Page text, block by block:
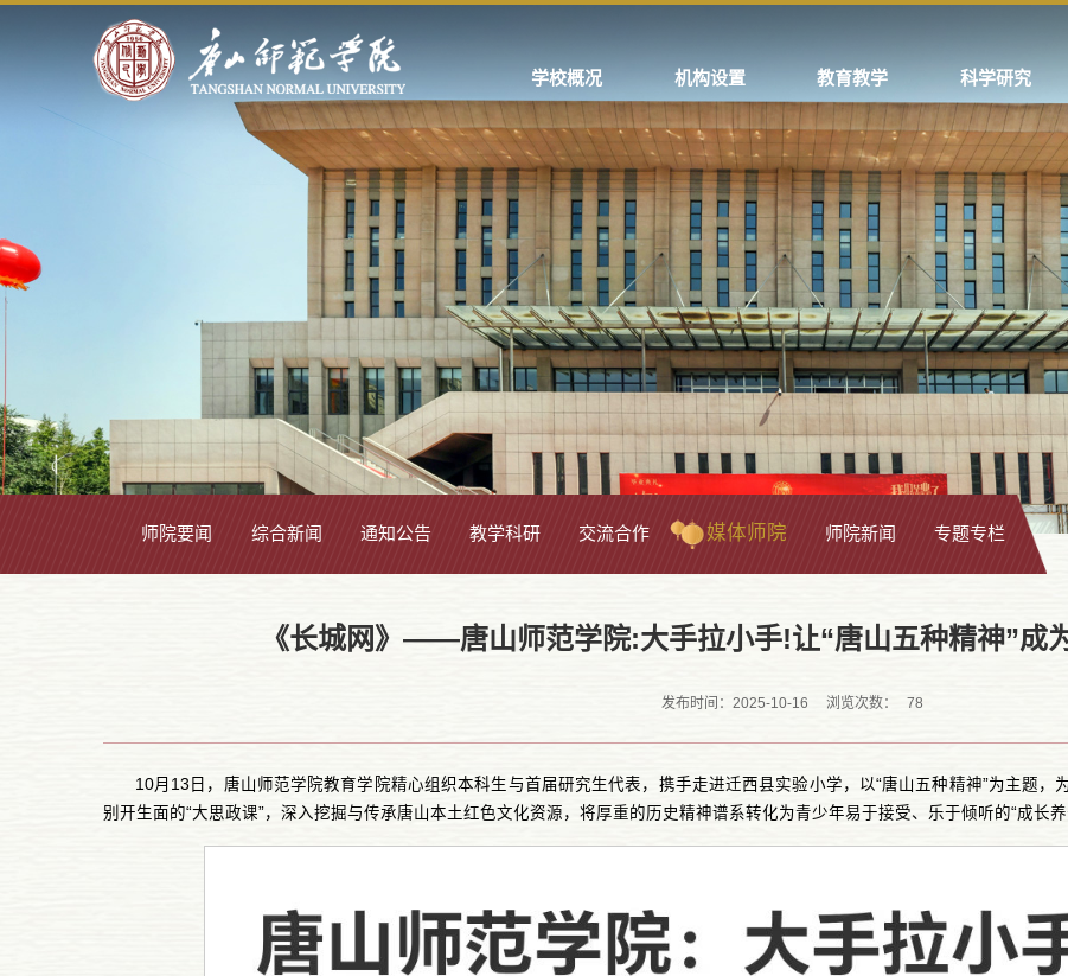
学校概况 机构设置 教育教学 科学研究
师院要闻 综合新闻 通知公告 教学科研 交流合作 媒体师院 师院新闻 专题专栏
《长城网》——唐山师范学院:大手拉小手!让“唐山五种精神”成
发布时间：2025-10-16 浏览次数： 78
10月13日，唐山师范学院教育学院精心组织本科生与首届研究生代表，携手走进迁西县实验小学，以“唐山五种精神”为主题
别开生面的“大思政课”，深入挖掘与传承唐山本土红色文化资源，将厚重的历史精神谱系转化为青少年易于接受、乐于倾听的“成长养